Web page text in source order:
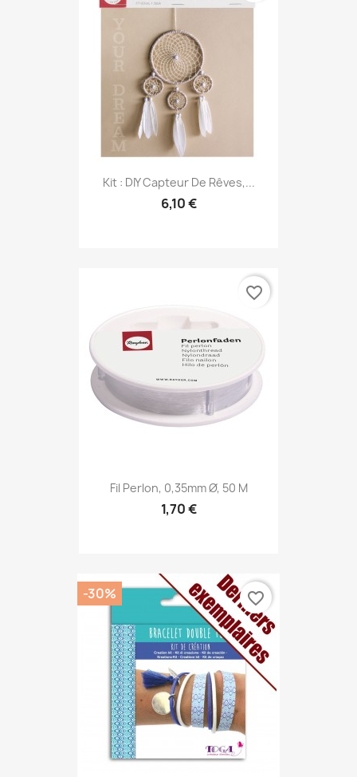
Kit : DIY Capteur De Rêves,...
6,10 €
Fil Perlon, 0,35mm Ø, 50 M
1,70 €
favorite_border
-30% favorite_border